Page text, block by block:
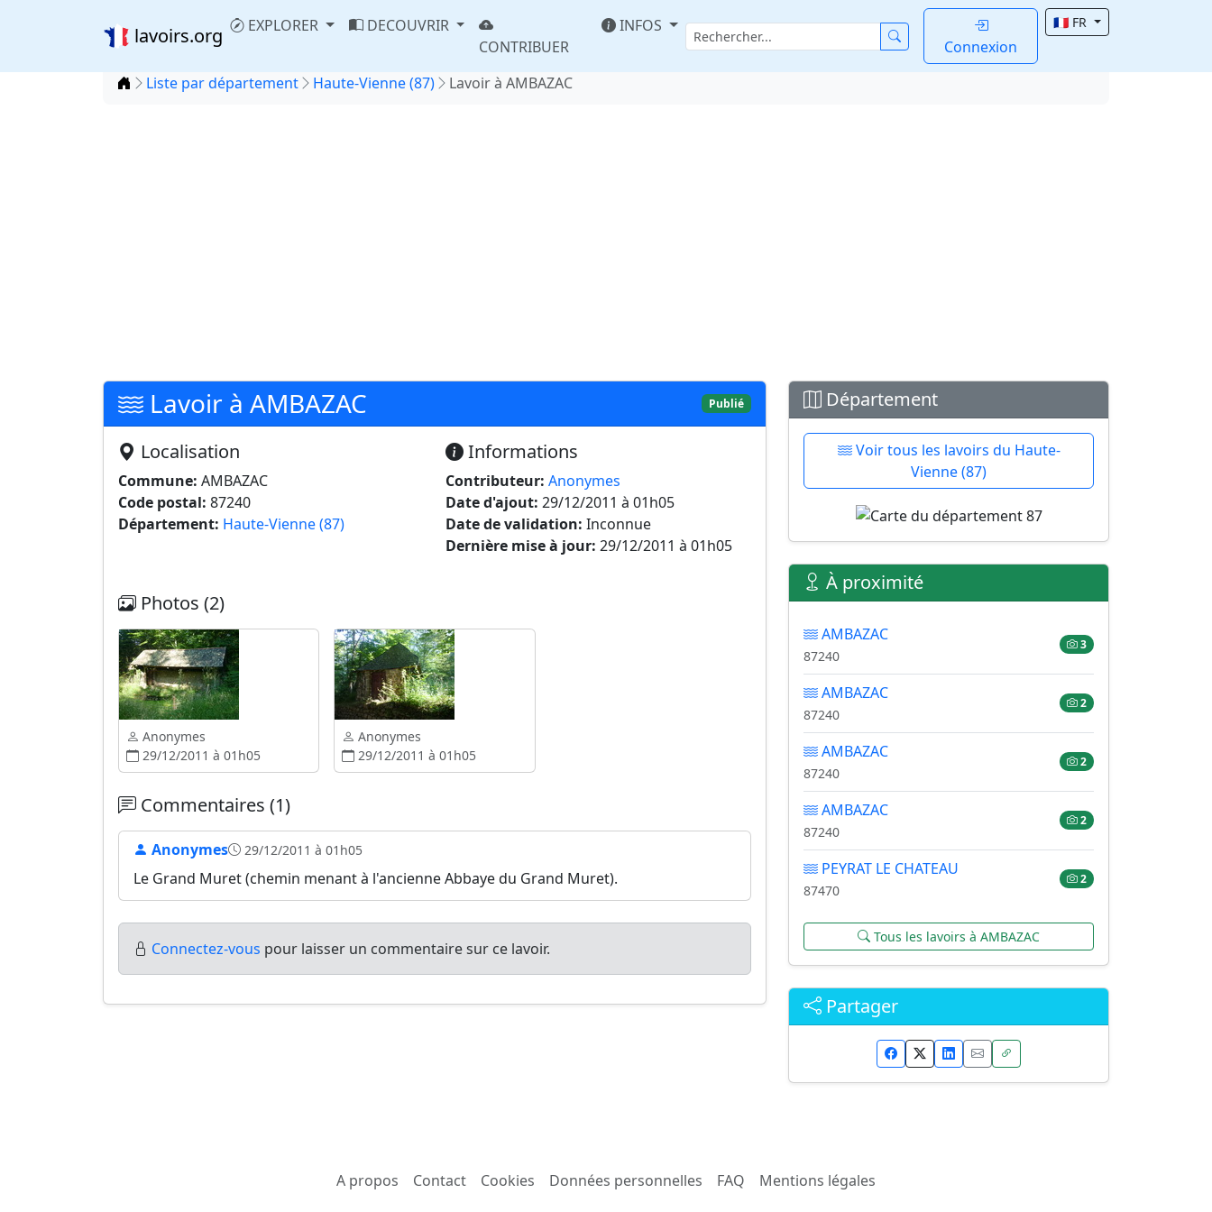
lavoirs.org EXPLORER
DECOUVRIR
CONTRIBUER
INFOS
Connexion
🇫🇷 FR
Accueil
Liste par département Haute-Vienne (87) Lavoir à AMBAZAC
Lavoir à AMBAZAC Publié
Localisation
Commune: AMBAZAC
Code postal: 87240
Département: Haute-Vienne (87)
Informations
Contributeur: Anonymes
Date d'ajout: 29/12/2011 à 01h05
Date de validation: Inconnue
Dernière mise à jour: 29/12/2011 à 01h05
Photos (2)
Anonymes
29/12/2011 à 01h05
Anonymes
29/12/2011 à 01h05
Commentaires (1)
Anonymes 29/12/2011 à 01h05
Le Grand Muret (chemin menant à l'ancienne Abbaye du Grand Muret).
Connectez-vous pour laisser un commentaire sur ce lavoir.
Département
Voir tous les lavoirs du Haute-
Vienne (87)
À proximité
AMBAZAC
87240
3
AMBAZAC
87240
2
AMBAZAC
87240
2
AMBAZAC
87240
2
PEYRAT LE CHATEAU
87470
2
Tous les lavoirs à AMBAZAC
Partager
A propos Contact Cookies Données personnelles FAQ Mentions légales